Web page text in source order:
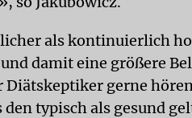
als kontinuierlich
damit eine größere
Diätskeptiker gerne
typisch als gesund